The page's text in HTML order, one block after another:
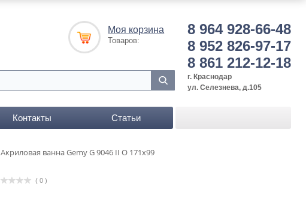
8 964 928-66-48
8 952 826-97-17
8 861 212-12-18
г. Краснодар
ул. Селезнева, д.105
Моя корзина
Товаров:
Контакты Статьи
Акриловая ванна Gemy G 9046 II O 171x99
( 0 )